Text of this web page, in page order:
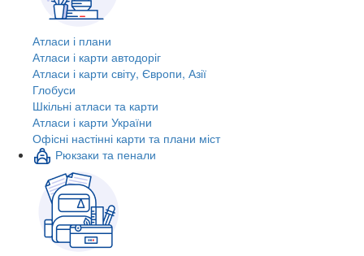
Атласи і плани
Атласи і карти автодоріг
Атласи і карти світу, Європи, Азії
Глобуси
Шкільні атласи та карти
Атласи і карти України
Офісні настінні карти та плани міст
Рюкзаки та пенали